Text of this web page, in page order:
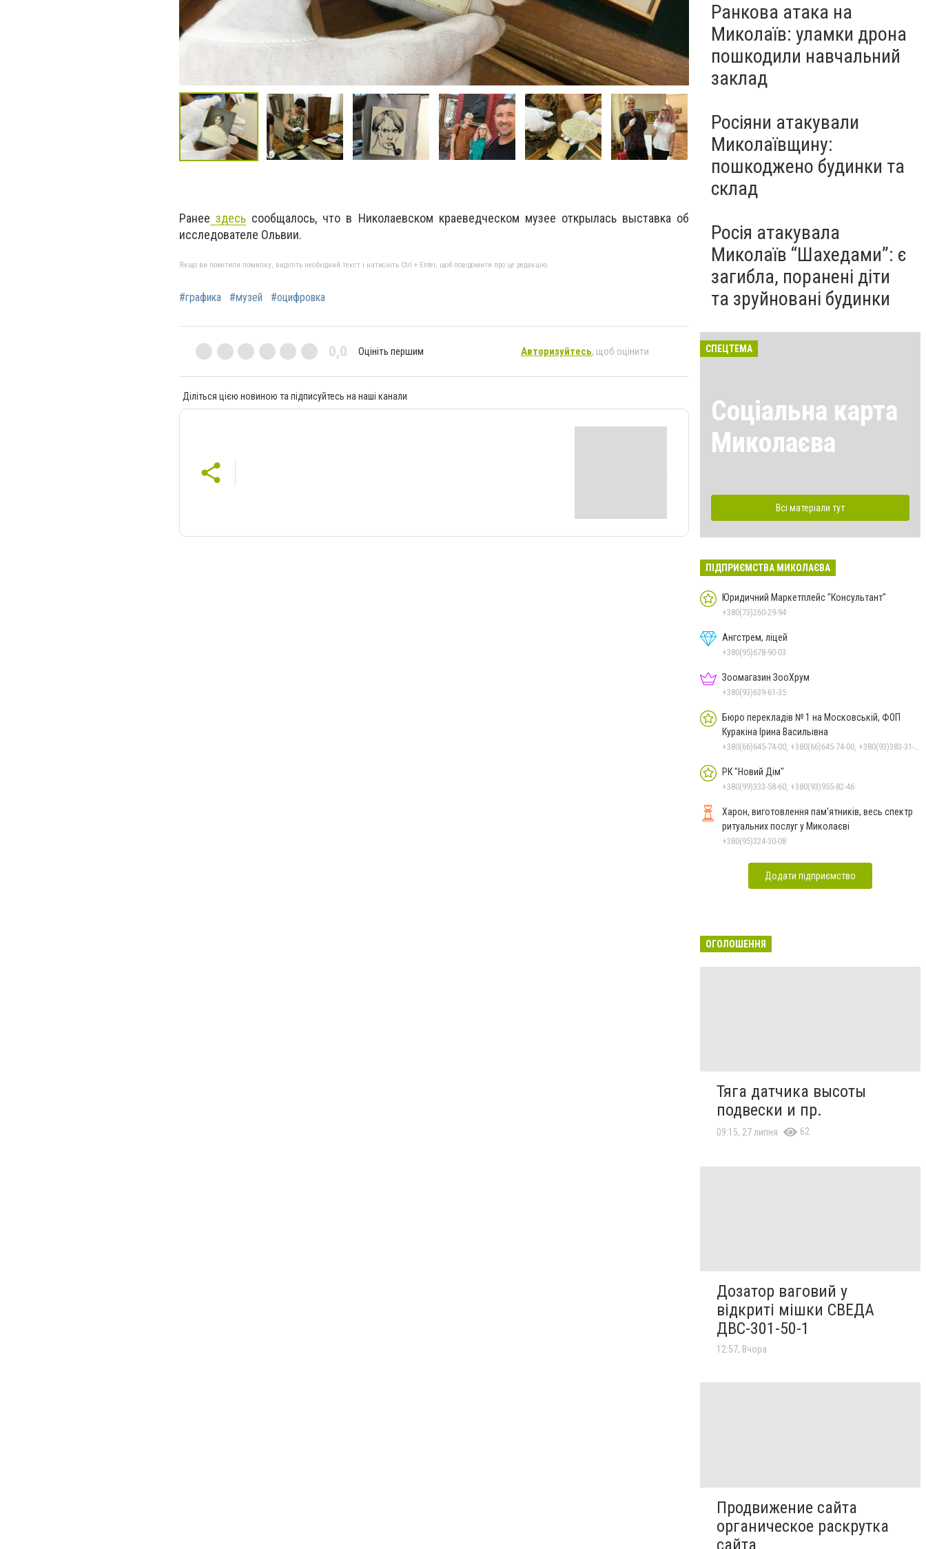
Ранее здесь сообщалось, что в Николаевском краеведческом музее открылась выставка об
исследователе Ольвии.
Якщо ви помітили помилку, виділіть необхідний текст і натисніть Ctrl + Enter, щоб повідомити про це редакцію
#графика #музей #оцифровка
0,0 Оцініть першим Авторизуйтесь, щоб оцінити
Діліться цією новиною та підписуйтесь на наші канали
Ранкова атака на
Миколаїв: уламки дрона
пошкодили навчальний
заклад
Росіяни атакували
Миколаївщину:
пошкоджено будинки та
склад
Росія атакувала
Миколаїв “Шахедами”: є
загибла, поранені діти
та зруйновані будинки
СПЕЦТЕМА
Соціальна карта
Миколаєва
Всі матеріали тут
ПІДПРИЄМСТВА МИКОЛАЄВА
Юридичний Маркетплейс "Консультант"
+380(73)260-29-94
Ангстрем, ліцей
+380(95)678-90-03
Зоомагазин ЗооХрум
+380(93)639-61-35
Бюро перекладів № 1 на Московській, ФОП
Куракіна Ірина Васильівна
РК "Новий Дім"
+380(99)333-58-60, +380(93)955-82-46
Харон, виготовлення пам'ятників, весь спектр
ритуальних послуг у Миколаєві
+380(95)324-30-08
Додати підприємство
ОГОЛОШЕННЯ
Тяга датчика высоты
подвески и пр.
09:15, 27 липня 62
Дозатор ваговий у
відкриті мішки СВЕДА
ДВС-301-50-1
12:57, Вчора
Продвижение сайта
органическое раскрутка
сайта